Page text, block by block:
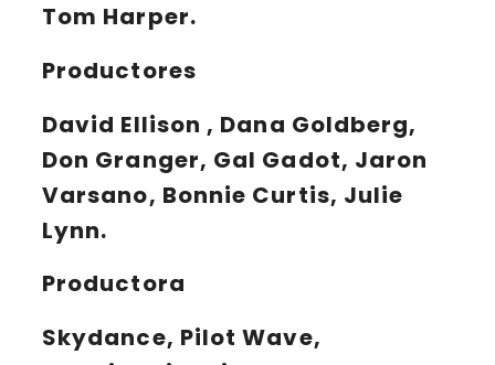
Tom Harper.
Productores
David Ellison , Dana Goldberg,
Don Granger, Gal Gadot, Jaron
Varsano, Bonnie Curtis, Julie
Lynn.
Productora
Skydance, Pilot Wave,